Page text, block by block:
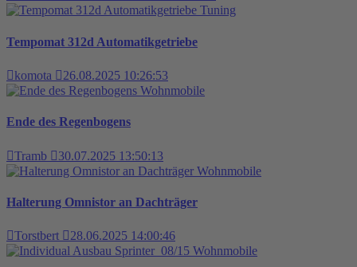
Tuning
Tempomat 312d Automatikgetriebe
komota
26.08.2025 10:26:53
Wohnmobile
Ende des Regenbogens
Tramb
30.07.2025 13:50:13
Wohnmobile
Halterung Omnistor an Dachträger
Torstbert
28.06.2025 14:00:46
Wohnmobile